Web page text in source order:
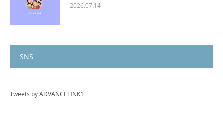
2026.07.14
SNS
Tweets by ADVANCELINK1